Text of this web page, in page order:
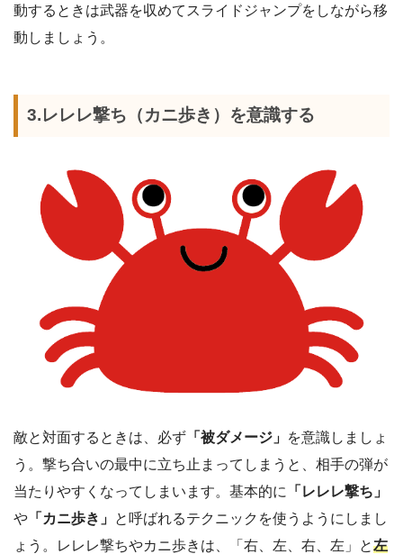
動するときは武器を収めてスライドジャンプをしながら移
動しましょう。
3.レレレ撃ち（カニ歩き）を意識する
敵と対面するときは、必ず 「被ダメージ」 を意識しましょ
う。撃ち合いの最中に立ち止まってしまうと、相手の弾が
当たりやすくなってしまいます。基本的に
「レレレ撃ち」
や 「カニ歩き」 と呼ばれるテクニックを使うようにしまし
ょう。レレレ撃ちやカニ歩きは、「右、左、右、左」と左